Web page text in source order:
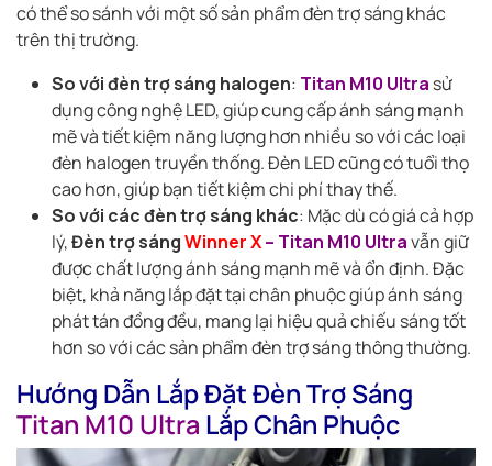
có thể so sánh với một số sản phẩm đèn trợ sáng khác
trên thị trường.
So với đèn trợ sáng halogen: Titan M10 Ultra sử
dụng công nghệ LED, giúp cung cấp ánh sáng mạnh
mẽ và tiết kiệm năng lượng hơn nhiều so với các loại
đèn halogen truyền thống. Đèn LED cũng có tuổi thọ
cao hơn, giúp bạn tiết kiệm chi phí thay thế.
So với các đèn trợ sáng khác: Mặc dù có giá cả hợp
lý,Đèn trợ sángWinner X– Titan M10 Ultravẫn giữ
được chất lượng ánh sáng mạnh mẽ và ổn định. Đặc
biệt, khả năng lắp đặt tại chân phuộc giúp ánh sáng
phát tán đồng đều, mang lại hiệu quả chiếu sáng tốt
hơn so với các sản phẩm đèn trợ sáng thông thường.
Hướng Dẫn Lắp Đặt Đèn Trợ Sáng
Titan M10 Ultra Lắp Chân Phuộc